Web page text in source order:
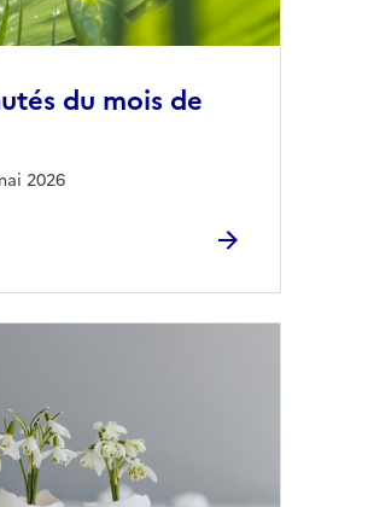
du mois de
2026